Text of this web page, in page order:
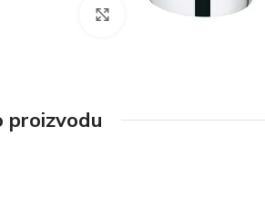
Click to enlarge
proizvodu